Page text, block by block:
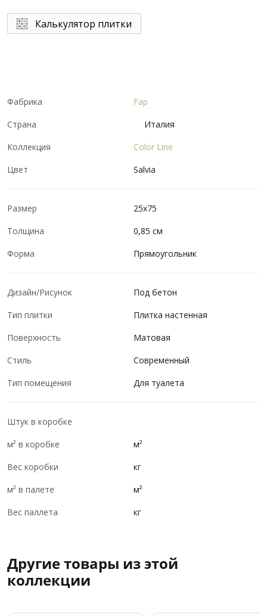
Калькулятор плитки
Фабрика
Fap
Страна
Италия
Коллекция
Color Line
Цвет
Salvia
Размер
25x75
Толщина
0,85 см
Форма
Прямоугольник
Дизайн/Рисунок
Под бетон
Тип плитки
Плитка настенная
Поверхность
Матовая
Стиль
Современный
Тип помещения
Для туалета
Штук в коробке
м² в коробке
м²
Вес коробки
кг
м² в палете
м²
Вес паллета
кг
Другие товары из этой
коллекции